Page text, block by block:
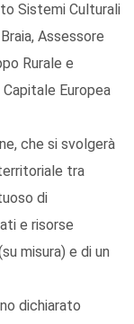
Sistemi Culturali
Assessore
Rurale e
Europea
che si svolgerà
tra
di
e risorse
misura) e di un
dichiarato